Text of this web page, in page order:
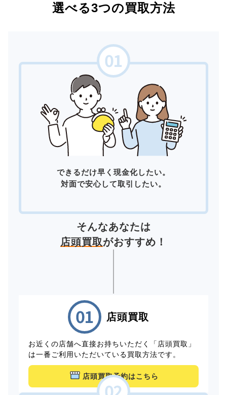
選べる3つの買取方法
できるだけ早く現金化したい。
対面で安心して取引したい。
そんなあなたは
店頭買取がおすすめ！
店頭買取
お近くの店舗へ直接お持ちいただく「店頭買取」
は一番ご利用いただいている買取方法です。
店頭買取予約はこちら